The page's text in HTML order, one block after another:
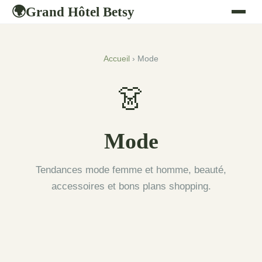
🌍Grand Hôtel Betsy
Accueil › Mode
👗
Mode
Tendances mode femme et homme, beauté,
accessoires et bons plans shopping.